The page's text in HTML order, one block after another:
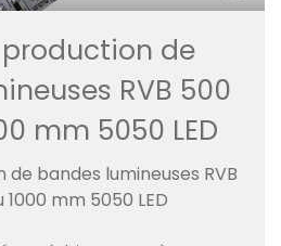
de
RVB 500
mm 5050 LED
bandes lumineuses RVB
mm 5050 LED